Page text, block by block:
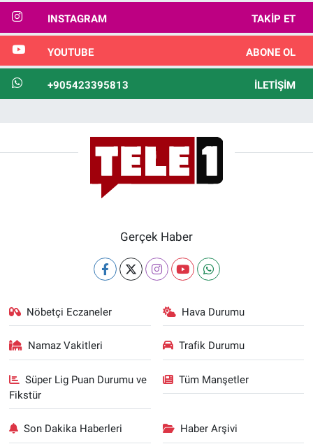
INSTAGRAM TAKIP ET
YOUTUBE ABONE OL
+905423395813 İLETIŞIM
Gerçek Haber
Nöbetçi Eczaneler Hava Durumu
Namaz Vakitleri Trafik Durumu
Süper Lig Puan Durumu ve
Fikstür
Tüm Manşetler
Son Dakika Haberleri Haber Arşivi